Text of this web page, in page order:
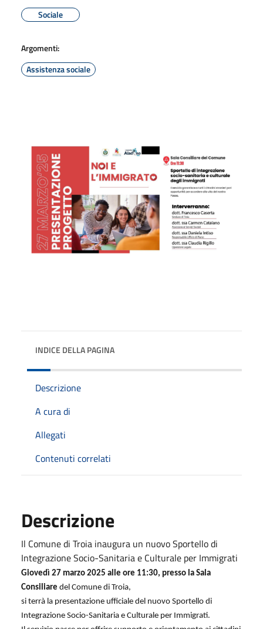
Sociale
Argomenti:
Assistenza sociale
INDICE DELLA PAGINA
Descrizione
A cura di
Allegati
Contenuti correlati
Descrizione
Il Comune di Troia inaugura un nuovo Sportello di
Integrazione Socio-Sanitaria e Culturale per Immigrati
Giovedì 27 marzo 2025 alle ore 11:30, presso la Sala
Consiliare del Comune di Troia,
si terrà la presentazione ufficiale del nuovo Sportello di
Integrazione Socio-Sanitaria e Culturale per Immigrati.